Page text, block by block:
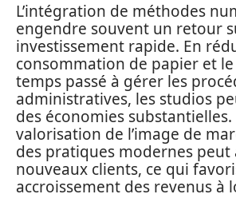
L’intégration de méthodes
engendre souvent un retour
investissement rapide. En
consommation de papier et
temps passé à gérer les
administratives, les studios
des économies substantielles.
valorisation de l’image de
des pratiques modernes
nouveaux clients, ce qui
accroissement des revenus à